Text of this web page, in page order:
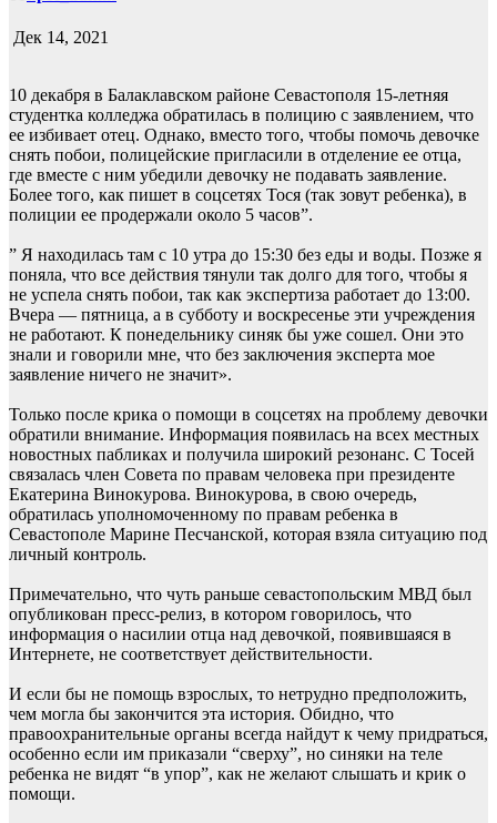
Дек 14, 2021
10 декабря в Балаклавском районе Севастополя 15-летняя
студентка колледжа обратилась в полицию с заявлением, что
ее избивает отец. Однако, вместо того, чтобы помочь девочке
снять побои, полицейские пригласили в отделение ее отца,
где вместе с ним убедили девочку не подавать заявление.
Более того, как пишет в соцсетях Тося (так зовут ребенка), в
полиции ее продержали около 5 часов”.
” Я находилась там с 10 утра до 15:30 без еды и воды. Позже я
поняла, что все действия тянули так долго для того, чтобы я
не успела снять побои, так как экспертиза работает до 13:00.
Вчера — пятница, а в субботу и воскресенье эти учреждения
не работают. К понедельнику синяк бы уже сошел. Они это
знали и говорили мне, что без заключения эксперта мое
заявление ничего не значит».
Только после крика о помощи в соцсетях на проблему девочки
обратили внимание. Информация появилась на всех местных
новостных пабликах и получила широкий резонанс. С Тосей
связалась член Совета по правам человека при президенте
Екатерина Винокурова. Винокурова, в свою очередь,
обратилась уполномоченному по правам ребенка в
Севастополе Марине Песчанской, которая взяла ситуацию под
личный контроль.
Примечательно, что чуть раньше севастопольским МВД был
опубликован пресс-релиз, в котором говорилось, что
информация о насилии отца над девочкой, появившаяся в
Интернете, не соответствует действительности.
И если бы не помощь взрослых, то нетрудно предположить,
чем могла бы закончится эта история. Обидно, что
правоохранительные органы всегда найдут к чему придраться,
особенно если им приказали “сверху”, но синяки на теле
ребенка не видят “в упор”, как не желают слышать и крик о
помощи.